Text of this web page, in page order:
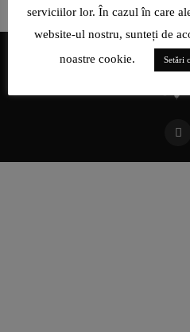
serviciilor lor. În cazul în care
website-ul nostru, sunteți de
noastre cookie.
Setări